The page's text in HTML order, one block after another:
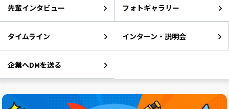
先輩インタビュー フォトギャラリー
タイムライン インターン・説明会
企業へDMを送る